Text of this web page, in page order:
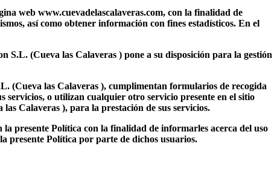
web www.cuevadelascalaveras.com, con la finalidad de
así como obtener información con fines estadísticos. En el
(Cueva las Calaveras ) pone a su disposición para la gestión
(Cueva las Calaveras ), cumplimentan formularios de recogida
servicios, o utilizan cualquier otro servicio presente en el sitio
Calaveras ), para la prestación de sus servicios.
presente Política con la finalidad de informarles acerca del uso
presente Política por parte de dichos usuarios.